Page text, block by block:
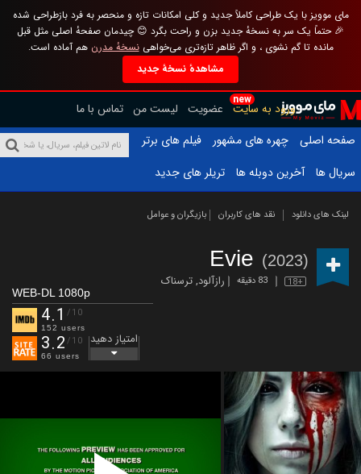
مای موویز با یک طراحی کاملاً جدید و کلی امکانات تازه و منحصر به فرد بازطراحی شده
🎉 حتماً یک سر به نسخهٔ جدید بزن و راحت بگرد 😊 چیدمان صفحهٔ اصلی مثل قبل
مانده تا گم نشوی ، و اگر ظاهر تازه‌تری می‌خواهینسخهٔ مدرن هم آماده است.
مشاهدهٔ نسخهٔ جدید
new
ورود به سایت عضویت لیست من تماس با ما
صفحه اصلی
چهره های مشهور
فیلم های برتر
سریال ها
آخرین دوبله ها تریلر های جدید
لینک های دانلود نقد های کاربران بازیگران و عوامل
Evie (2023)
18+ 83 دقیقه رازآلود,ترسناک
WEB-DL 1080p
4.1 /10
152 users
3.2 /10
66 users
امتیاز دهید